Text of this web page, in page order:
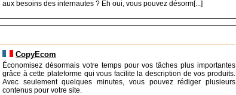
aux besoins des internautes ? Eh oui, vous pouvez désorm[...]
CopyEcom
Économisez désormais votre temps pour vos tâches plus importantes
grâce à cette plateforme qui vous facilite la description de vos produits.
Avec seulement quelques minutes, vous pouvez rédiger plusieurs
contenus pour votre site.